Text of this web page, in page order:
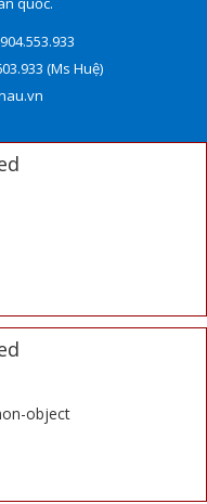
(Ms Huệ)
object